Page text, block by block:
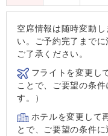
空席情報は随時変動
い。ご予約完了まで
ご了承ください。
フライトを変更し
ことで、ご要望の条
す。）
ホテルを変更して
とで、ご要望の条件